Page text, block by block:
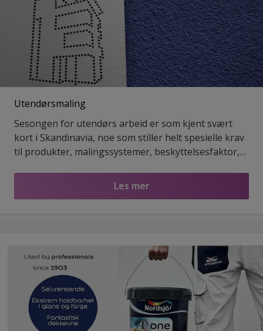
Utendørsmaling
Sesongen for utendørs arbeid er som kjent svært
kort i Skandinavia, noe som stiller helt spesielle krav
til produkter, malingssystemer, beskyttelsesfaktor,
Les mer